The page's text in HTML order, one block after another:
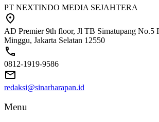
PT NEXTINDO MEDIA SEJAHTERA
AD Premier 9th floor, Jl TB Simatupang No.5
Minggu, Jakarta Selatan 12550
0812-1919-9586
redaksi@sinarharapan.id
Menu